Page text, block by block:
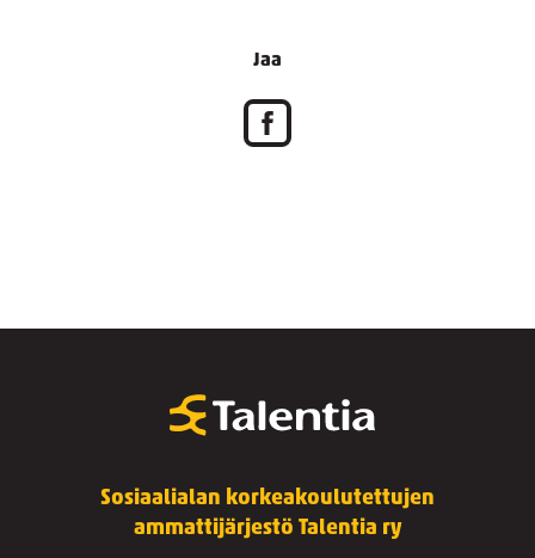
Jaa
Sosiaalialan korkeakoulutettujen
ammattijärjestö Talentia ry